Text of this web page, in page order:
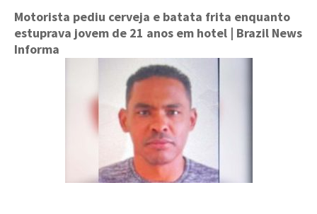
Motorista pediu cerveja e batata frita enquanto
estuprava jovem de 21 anos em hotel | Brazil News
Informa